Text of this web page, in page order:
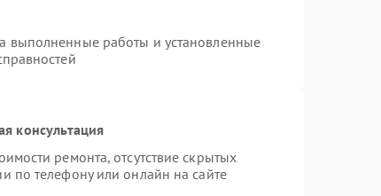
выполненные работы и установленные
консультация
ремонта, отсутствие скрытых
по телефону или онлайн на сайте